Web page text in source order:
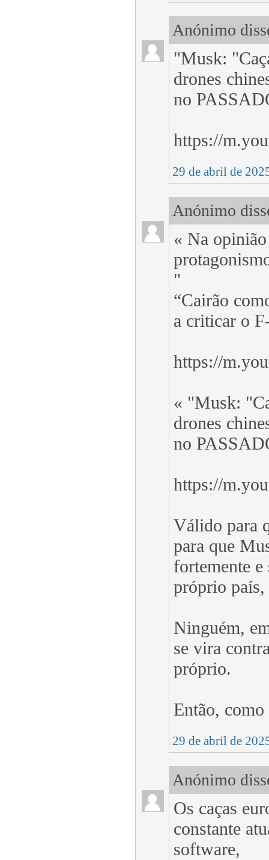
Anónimo
"Musk:
drones
no
https://
29 de abril de
Anónimo
« Na
"
“Cairão
a criticar o
https://
« "Musk:
drones
no
https://
Válido para
para que
fortemente
próprio país,
Ninguém,
se vira
próprio.
Então,
29 de abril de
Anónimo
Os caças
constante
software,